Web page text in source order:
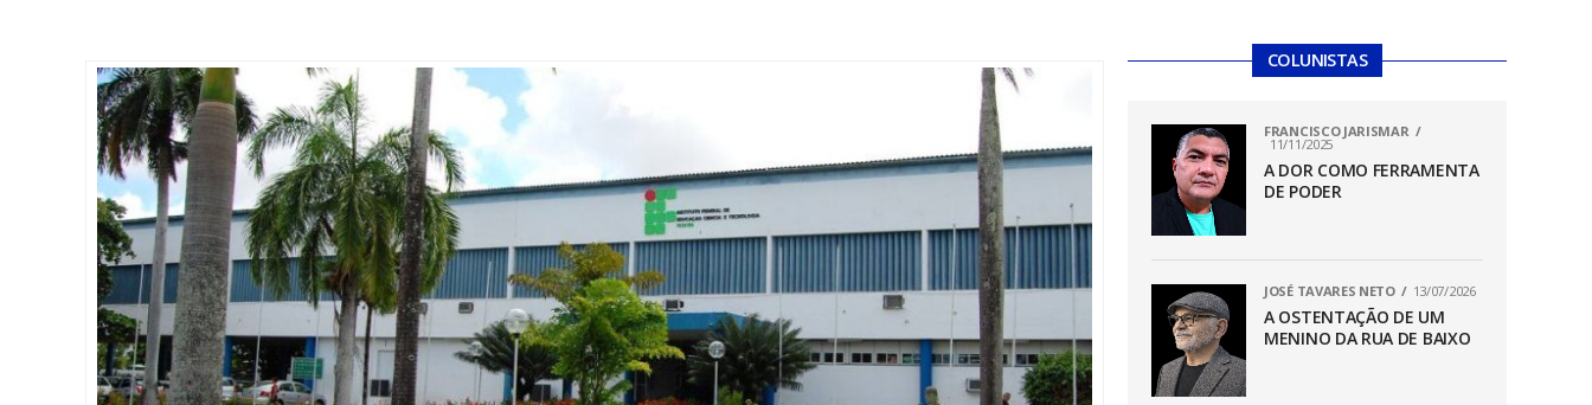
COLUNISTAS
FRANCISCO JARISMAR
11/11/2025
A DOR COMO FERRAMENTA
DE PODER
JOSÉ TAVARES NETO 13/07/2026
A OSTENTAÇÃO DE UM
MENINO DA RUA DE BAIXO